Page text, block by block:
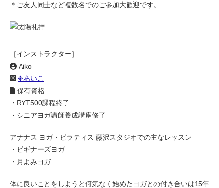
＊ご友人同士など複数名でのご参加大歓迎です。
［インストラクター］
Aiko
❉あいこ
保有資格
・RYT500課程終了
・シニアヨガ講師養成講座修了
アナナス ヨガ・ピラティス 藤沢スタジオでの主なレッスン
・ビギナーズヨガ
・月よみヨガ
体に良いことをしようと何気なく始めたヨガとの付き合いは15年